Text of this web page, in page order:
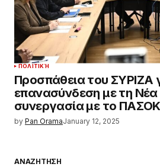
ΠΟΛΙΤΙΚΉ
Προσπάθεια του ΣΥΡΙΖΑ
επανασύνδεση με τη
συνεργασία με το ΠΑΣΟΚ
by Pan OramaJanuary 12, 2025
ΑΝΑΖΗΤΗΣΗ